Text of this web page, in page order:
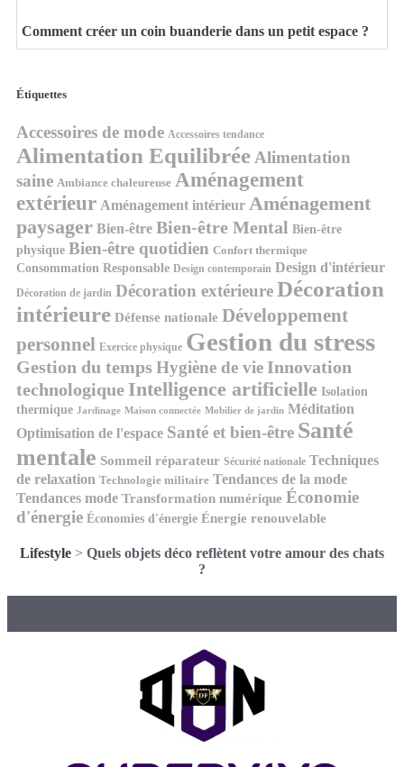
Comment créer un coin buanderie dans un petit espace ?
Étiquettes
Accessoires de mode Accessoires tendance
Alimentation Equilibrée Alimentation
saine Ambiance chaleureuse Aménagement
extérieur Aménagement intérieur Aménagement
paysager Bien-être Bien-être Mental Bien-être
physique Bien-être quotidien Confort thermique
Consommation Responsable Design contemporain Design d'intérieur
Décoration de jardin Décoration extérieureDécoration
intérieure Défense nationale Développement
personnel Exercice physique Gestion du stress
Gestion du temps Hygiène de vie Innovation
technologique Intelligence artificielle Isolation
thermique Jardinage Maison connectée Mobilier de jardin Méditation
Optimisation de l'espace Santé et bien-être Santé
mentale Sommeil réparateur Sécurité nationale Techniques
de relaxation Technologie militaire Tendances de la mode
Tendances mode Transformation numérique Économie
d'énergie Économies d'énergie Énergie renouvelable
Lifestyle > Quels objets déco reflètent votre amour des chats
?